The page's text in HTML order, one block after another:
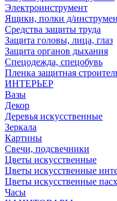
Электроинструмент
Ящики, полки д/
Средства защиты труда
Защита головы, лица, глаз
Защита органов дыхания
Спецодежда, спецобувь
Пленка защитная
ИНТЕРЬЕР
Вазы
Декор
Деревья искусственные
Зеркала
Картины
Свечи, подсвечники
Цветы искусственные
Цветы искусственные
Цветы искусственные
Часы